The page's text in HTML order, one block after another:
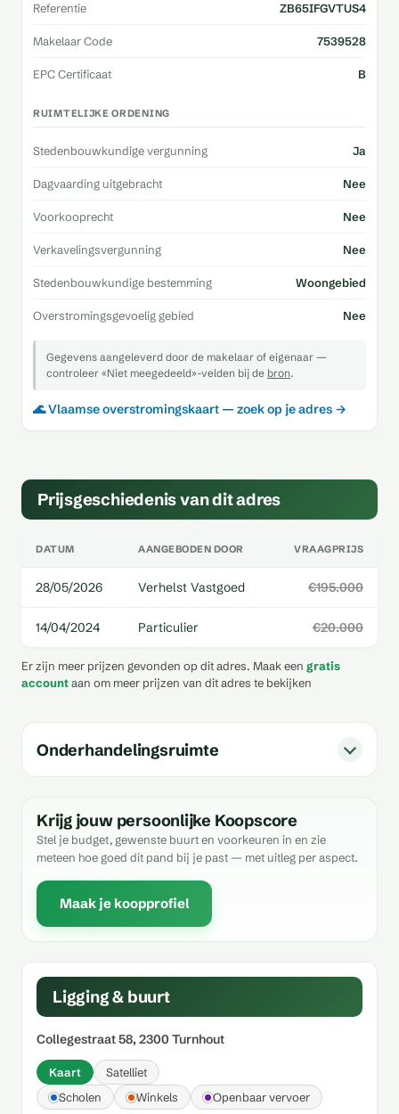
Referentie ZB65IFGVTUS4
Makelaar Code 7539528
EPC Certificaat B
RUIMTELIJKE ORDENING
Stedenbouwkundige vergunning Ja
Dagvaarding uitgebracht Nee
Voorkooprecht Nee
Verkavelingsvergunning Nee
Stedenbouwkundige bestemming Woongebied
Overstromingsgevoelig gebied Nee
Gegevens aangeleverd door de makelaar of eigenaar —
controleer «Niet meegedeeld»-velden bij de bron.
🌊 Vlaamse overstromingskaart — zoek op je adres →
Prijsgeschiedenis van dit adres
DATUM AANGEBODEN DOOR VRAAGPRIJS
28/05/2026 Verhelst Vastgoed €195.000
14/04/2024 Particulier €20.000
Er zijn meer prijzen gevonden op dit adres. Maak een gratis
accountaan om meer prijzen van dit adres te bekijken
Onderhandelingsruimte
Krijg jouw persoonlijke Koopscore
Stel je budget, gewenste buurt en voorkeuren in en zie
meteen hoe goed dit pand bij je past — met uitleg per aspect.
Maak je koopprofiel
Ligging & buurt
Collegestraat 58, 2300 Turnhout
Kaart
Satelliet
Scholen
Winkels Openbaar vervoer